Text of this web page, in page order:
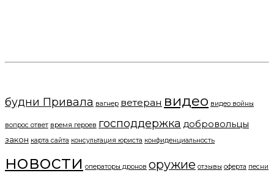
будни Привала вагнер ветеран видео видео войны
вопрос ответ время героев господдержка добровольцы
закон карта сайта консультация юриста конфиденциальность
новости операторы дронов оружие отзывы оферта песни